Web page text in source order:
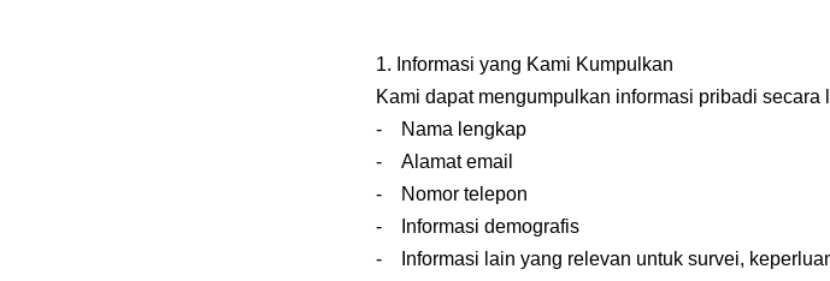
1. Informasi yang Kami Kumpulkan
Kami dapat mengumpulkan informasi pribadi
- Nama lengkap
- Alamat email
- Nomor telepon
- Informasi demografis
- Informasi lain yang relevan untuk survei,